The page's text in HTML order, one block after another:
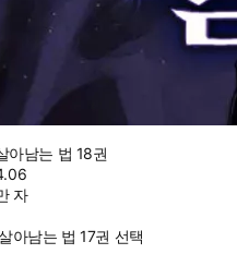
아남는 법 18권
자
아남는 법 17권 선택